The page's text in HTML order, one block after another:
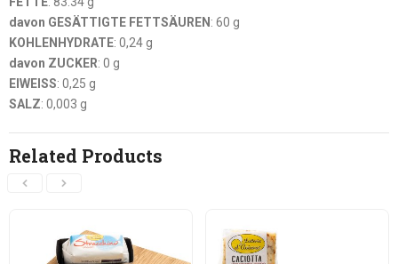
davon GESÄTTIGTE FETTSÄUREN : 60 g
KOHLENHYDRATE: 0,24 g
davon ZUCKER: 0 g
EIWEISS: 0,25 g
SALZ: 0,003 g
Related Products